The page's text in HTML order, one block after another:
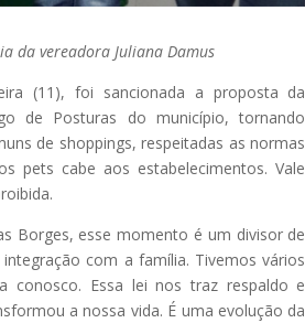
da vereadora Juliana Damus
(11), foi sancionada a proposta da
de Posturas do município, tornando
de shoppings, respeitadas as normas
pets cabe aos estabelecimentos. Vale
Borges, esse momento é um divisor de
com a família. Tivemos vários
conosco. Essa lei nos traz respaldo e
a nossa vida. É uma evolução da